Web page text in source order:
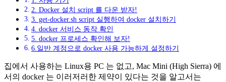
2. Docker 설치 script 를 다운 받자!
3. get-docker.sh script 실행하여 docker 설치하기
4. docker 서비스 동작 확인
5. docker 프로세스 확인해 보자!
6.일반 계정으로 docker 사용 가능하게 설정하기
집에서 사용하는 Linux용 PC 는 없고, Mac Mini (High Sierra) 에
서의 docker 는 이러저러한 제약이 있다는 것을 알고서는